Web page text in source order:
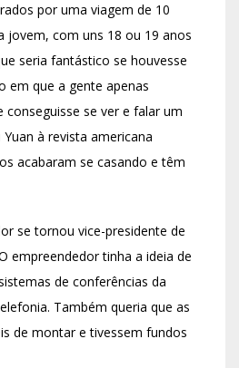
por uma viagem de 10
jovem, com uns 18 ou 19 anos
seria fantástico se houvesse
em que a gente apenas
se ver e falar um
à revista americana
acabaram se casando e têm
se tornou vice-presidente de
empreendedor tinha a ideia de
de conferências da
Também queria que as
de montar e tivessem fundos